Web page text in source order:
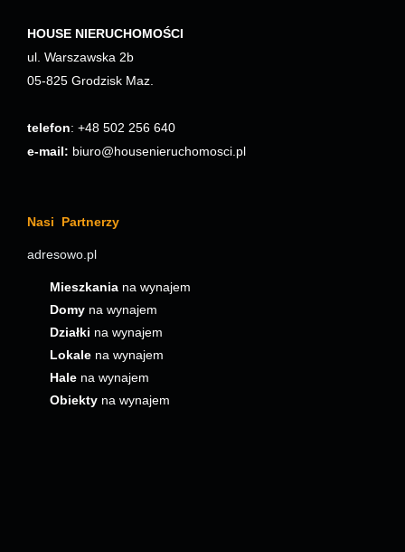
HOUSE NIERUCHOMOŚCI
ul. Warszawska 2b
05-825 Grodzisk Maz.
telefon: +48 502 256 640
e-mail: biuro@housenieruchomosci.pl
Nasi Partnerzy
adresowo.pl
Mieszkania na wynajem
Domy na wynajem
Działki na wynajem
Lokale na wynajem
Hale na wynajem
Obiekty na wynajem